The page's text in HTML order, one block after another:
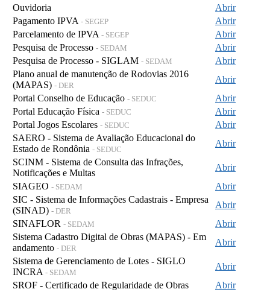
Ouvidoria
Abrir
Pagamento IPVA - SEGEP
Abrir
Parcelamento de IPVA - SEGEP
Abrir
Pesquisa de Processo - SEDAM
Abrir
Pesquisa de Processo - SIGLAM - SEDAM
Abrir
Plano anual de manutenção de Rodovias 2016
(MAPAS) - DER
Abrir
Portal Conselho de Educação - SEDUC
Abrir
Portal Educação Física - SEDUC
Abrir
Portal Jogos Escolares - SEDUC
Abrir
SAERO - Sistema de Avaliação Educacional do
Estado de Rondônia - SEDUC
Abrir
SCINM - Sistema de Consulta das Infrações,
Notificações e Multas
Abrir
SIAGEO - SEDAM
Abrir
SIC - Sistema de Informações Cadastrais - Empresa
(SINAD) - DER
Abrir
SINAFLOR - SEDAM
Abrir
Sistema Cadastro Digital de Obras (MAPAS) - Em
andamento - DER
Abrir
Sistema de Gerenciamento de Lotes - SIGLO
INCRA - SEDAM
Abrir
SROF - Certificado de Regularidade de Obras
Abrir